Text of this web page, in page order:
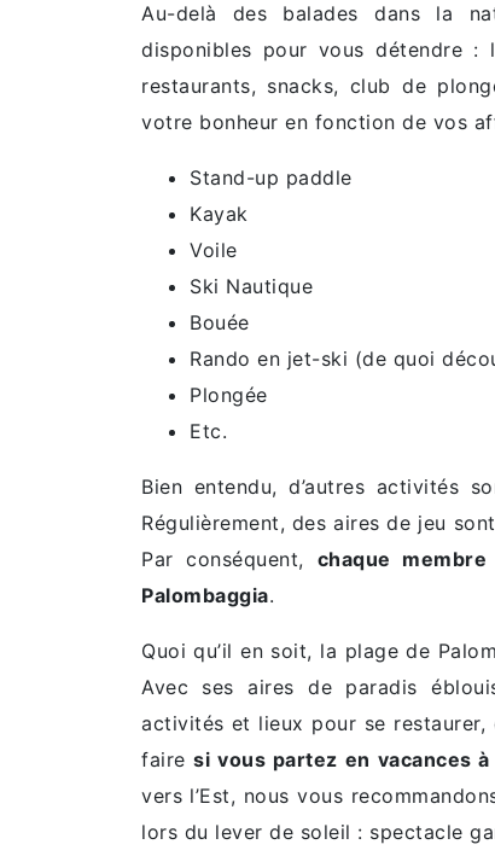
Au-delà des balades dans la
disponibles pour vous détendre :
restaurants, snacks, club de
votre bonheur en fonction de vos
Stand-up paddle
Kayak
Voile
Ski Nautique
Bouée
Rando en jet-ski (de quoi
Plongée
Etc.
Bien entendu, d’autres activités
Régulièrement, des aires de jeu
Par conséquent, chaque
Palombaggia.
Quoi qu’il en soit, la plage de
Avec ses aires de paradis
activités et lieux pour se
fairesi vous partez en vacances
vers l’Est, nous vous
lors du lever de soleil : spectacle